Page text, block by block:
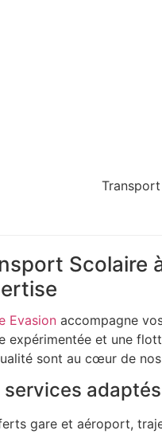
Scolaire
Evasion accompagne
expérimentée et une
sont au cœur de
services
gare et aéroport,